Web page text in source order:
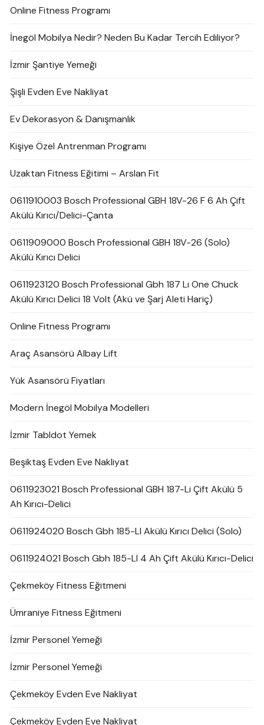
Online Fitness Programı
İnegöl Mobilya Nedir? Neden Bu Kadar Tercih Ediliyor?
İzmir Şantiye Yemeği
Şişli Evden Eve Nakliyat
Ev Dekorasyon & Danışmanlık
Kişiye Özel Antrenman Programı
Uzaktan Fitness Eğitimi – Arslan Fit
0611910003 Bosch Professional GBH 18V-26 F 6 Ah Çift
Akülü Kırıcı/Delici-Çanta
0611909000 Bosch Professional GBH 18V-26 (Solo)
Akülü Kırıcı Delici
0611923120 Bosch Professional Gbh 187 Lı One Chuck
Akülü Kırıcı Delici 18 Volt (Akü ve Şarj Aleti Hariç)
Online Fitness Programı
Araç Asansörü Albay Lift
Yük Asansörü Fiyatları
Modern İnegöl Mobilya Modelleri
İzmir Tabldot Yemek
Beşiktaş Evden Eve Nakliyat
0611923021 Bosch Professional GBH 187-Li Çift Akülü 5
Ah Kırıcı-Delici
0611924020 Bosch Gbh 185-LI Akülü Kırıcı Delici (Solo)
0611924021 Bosch Gbh 185-LI 4 Ah Çift Akülü Kırıcı-Delici
Çekmeköy Fitness Eğitmeni
Ümraniye Fitness Eğitmeni
İzmir Personel Yemeği
İzmir Personel Yemeği
Çekmeköy Evden Eve Nakliyat
Çekmeköy Evden Eve Nakliyat